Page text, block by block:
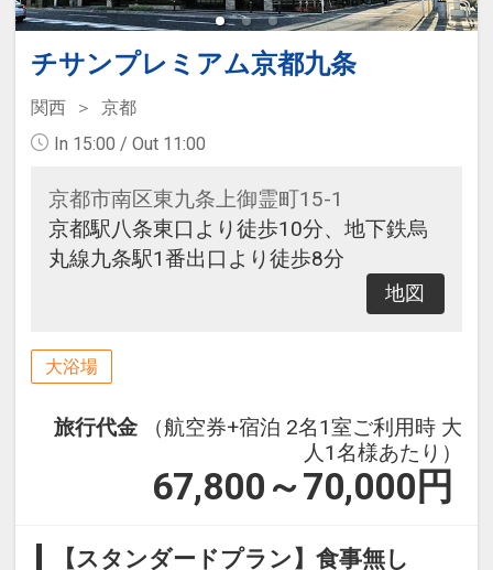
チサンプレミアム京都九条
関西
京都
In 15:00 / Out 11:00
京都市南区東九条上御霊町15-1
京都駅八条東口より徒歩10分、地下鉄烏
丸線九条駅1番出口より徒歩8分
地図
大浴場
旅行代金
（航空券+宿泊 2名1室ご利用時 大
人1名様あたり）
67,800～70,000 円
【スタンダードプラン】食事無し